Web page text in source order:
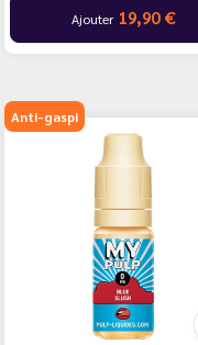
Ajouter 19,90 €
Anti-gaspi